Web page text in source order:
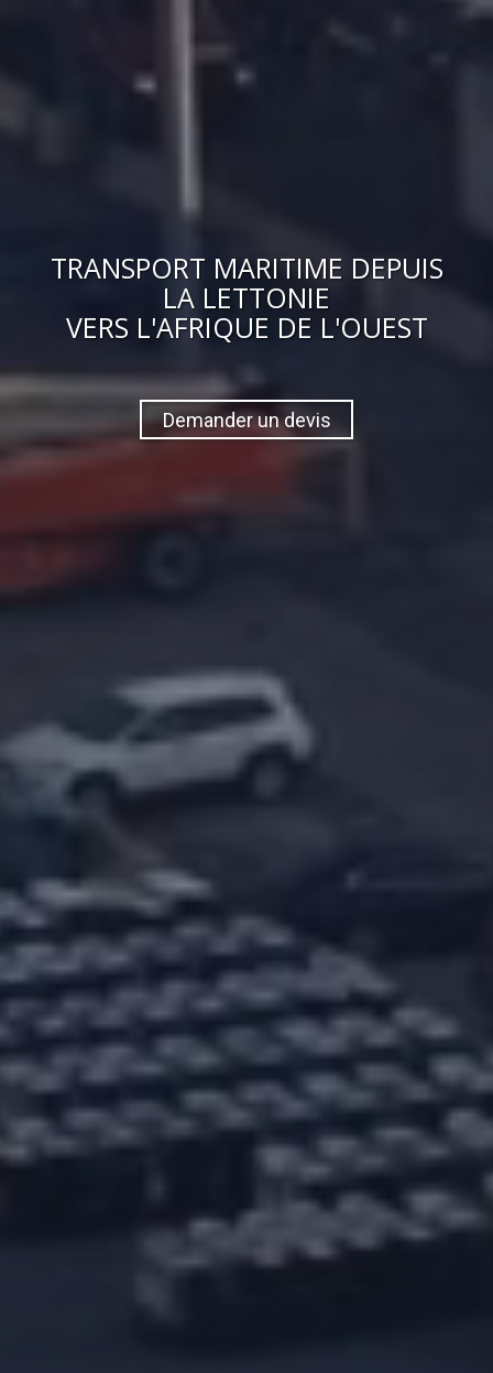
TRANSPORT MARITIME DEPUIS
LA LETTONIE
VERS L'AFRIQUE DE L'OUEST
Demander un devis